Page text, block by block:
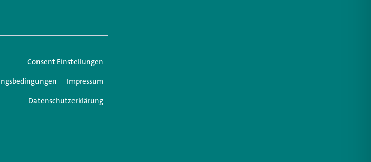
Consent Einstellungen
Impressum
Datenschutzerklärung